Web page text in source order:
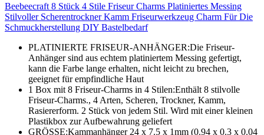
Beebeecraft 8 Stück 4 Stile Friseur Charms Platiniertes Messing
Stilvoller Scherentrockner Kamm Friseurwerkzeug Charm Für Die
Schmuckherstellung DIY Bastelbedarf
PLATINIERTE FRISEUR-ANHÄNGER:Die Friseur-
Anhänger sind aus echtem platiniertem Messing gefertigt,
kann die Farbe lange erhalten, nicht leicht zu brechen,
geeignet für empfindliche Haut
1 Box mit 8 Friseur-Charms in 4 Stilen:Enthält 8 stilvolle
Friseur-Charms., 4 Arten, Scheren, Trockner, Kamm,
Rasiererform. 2 Stück von jedem Stil. Wird mit einer kleinen
Plastikbox zur Aufbewahrung geliefert
GRÖSSE:Kammanhänger 24 x 7.5 x 1mm (0.94 x 0.3 x 0.04